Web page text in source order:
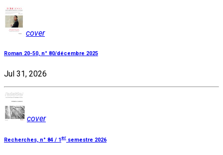
cover
Roman 20-50, n° 80/décembre 2025
Jul 31, 2026
cover
Recherches, n° 84 / 1 er semestre 2026